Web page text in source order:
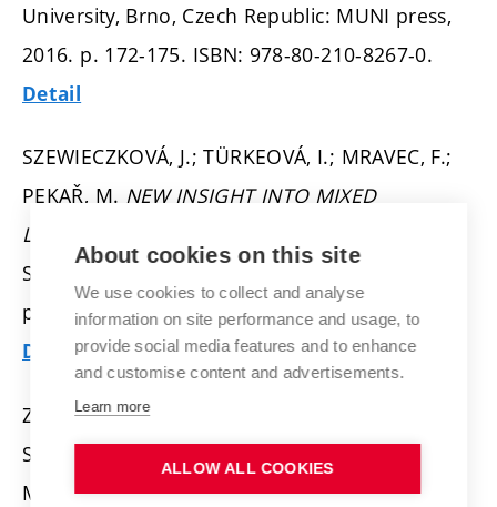
University, Brno, Czech Republic: MUNI press,
2016. p. 172-175. ISBN: 978-80-210-8267-0.
Detail
SZEWIECZKOVÁ, J.; TÜRKEOVÁ, I.; MRAVEC, F.;
PEKAŘ, M. NEW INSIGHT INTO MIXED
LIPOSOMAL SYSTEM.
Slovenská chemická společnost, 2015. iss. 1,
p. 121.ISSN: 1336-7242.
Detail
ZMEŠKAL, O.; TRHLÍKOVÁ, L.; DOHNALOVÁ, L.
Study of Thermal Properties of Insulating
Materials.AIP conference proceedings,2015,
About cookies on this site
We use cookies to collect and analyse
information on site performance and usage, to
provide social media features and to enhance
and customise content and advertisements.
Learn more
ALLOW ALL COOKIES